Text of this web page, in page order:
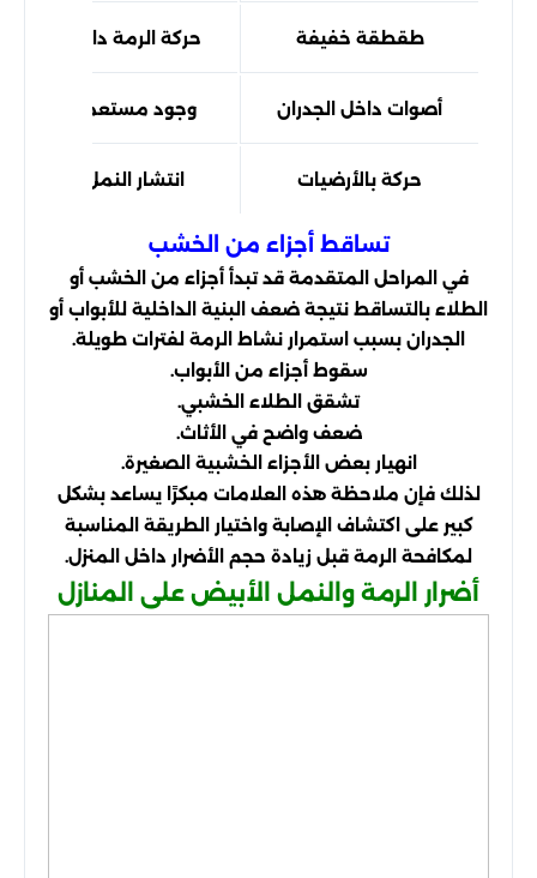
طقطقة خفيفة حركة الرمة داخل الخشب
أصوات داخل الجدران وجود مستعمرة نشطة
حركة بالأرضيات انتشار النمل الأبيض
تساقط أجزاء من الخشب
في المراحل المتقدمة قد تبدأ أجزاء من الخشب أو
الطلاء بالتساقط نتيجة ضعف البنية الداخلية للأبواب أو
الجدران بسبب استمرار نشاط الرمة لفترات طويلة.
سقوط أجزاء من الأبواب.
تشقق الطلاء الخشبي.
ضعف واضح في الأثاث.
انهيار بعض الأجزاء الخشبية الصغيرة.
لذلك فإن ملاحظة هذه العلامات مبكرًا يساعد بشكل
كبير على اكتشاف الإصابة واختيار الطريقة المناسبة
لمكافحة الرمة قبل زيادة حجم الأضرار داخل المنزل.
أضرار الرمة والنمل الأبيض على المنازل